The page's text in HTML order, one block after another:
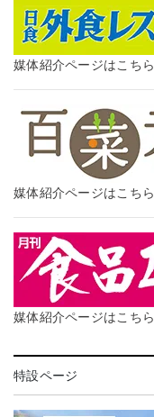
媒体紹介ページはこちら
媒体紹介ページはこちら
媒体紹介ページはこちら
特設ページ